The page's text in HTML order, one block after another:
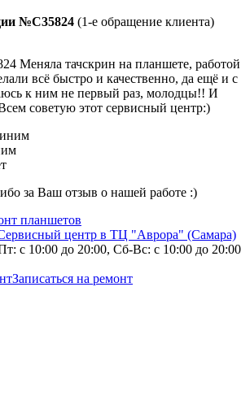
№C35824 (1-е обращение клиента)
Меняла тачскрин на планшете, работой
всё быстро и качественно, да ещё и с
к ним не первый раз, молодцы!! И
советую этот сервисный центр:)
за Ваш отзыв о нашей работе :)
планшетов
центр в ТЦ "Аврора" (Самара)
с 10:00 до 20:00, Сб-Вс: с 10:00 до 20:00
Записаться на ремонт